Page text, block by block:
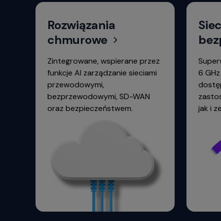
previous/next
items
also
move
down
into
a
nested
menu
escape
Rozwiązania
chmurowe
Zintegrowane, wspierane przez
funkcje AI zarządzanie sieciami
przewodowymi,
bezprzewodowymi, SD-WAN
oraz bezpieczeństwem.
6
jak i